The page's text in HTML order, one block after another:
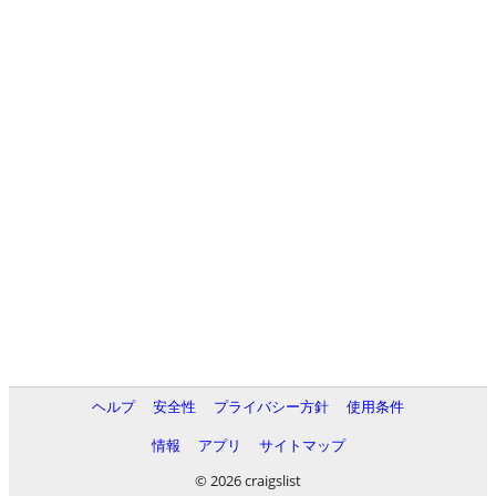
ヘルプ 安全性 プライバシー方針
使用条件
情報
アプリ
サイトマップ
© 2026 craigslist